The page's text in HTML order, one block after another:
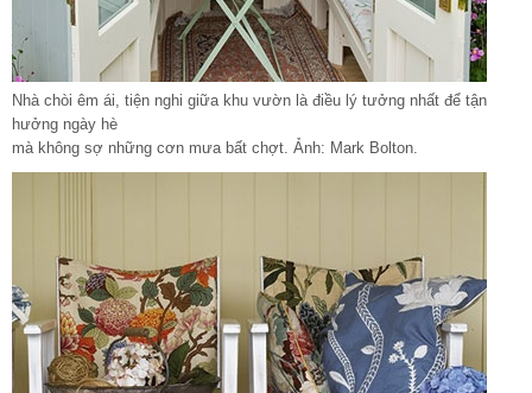
Nhà chòi êm ái, tiện nghi giữa khu vườn là điều lý tưởng nhất để tận
hưởng ngày hè
mà không sợ những cơn mưa bất chợt. Ảnh: Mark Bolton.